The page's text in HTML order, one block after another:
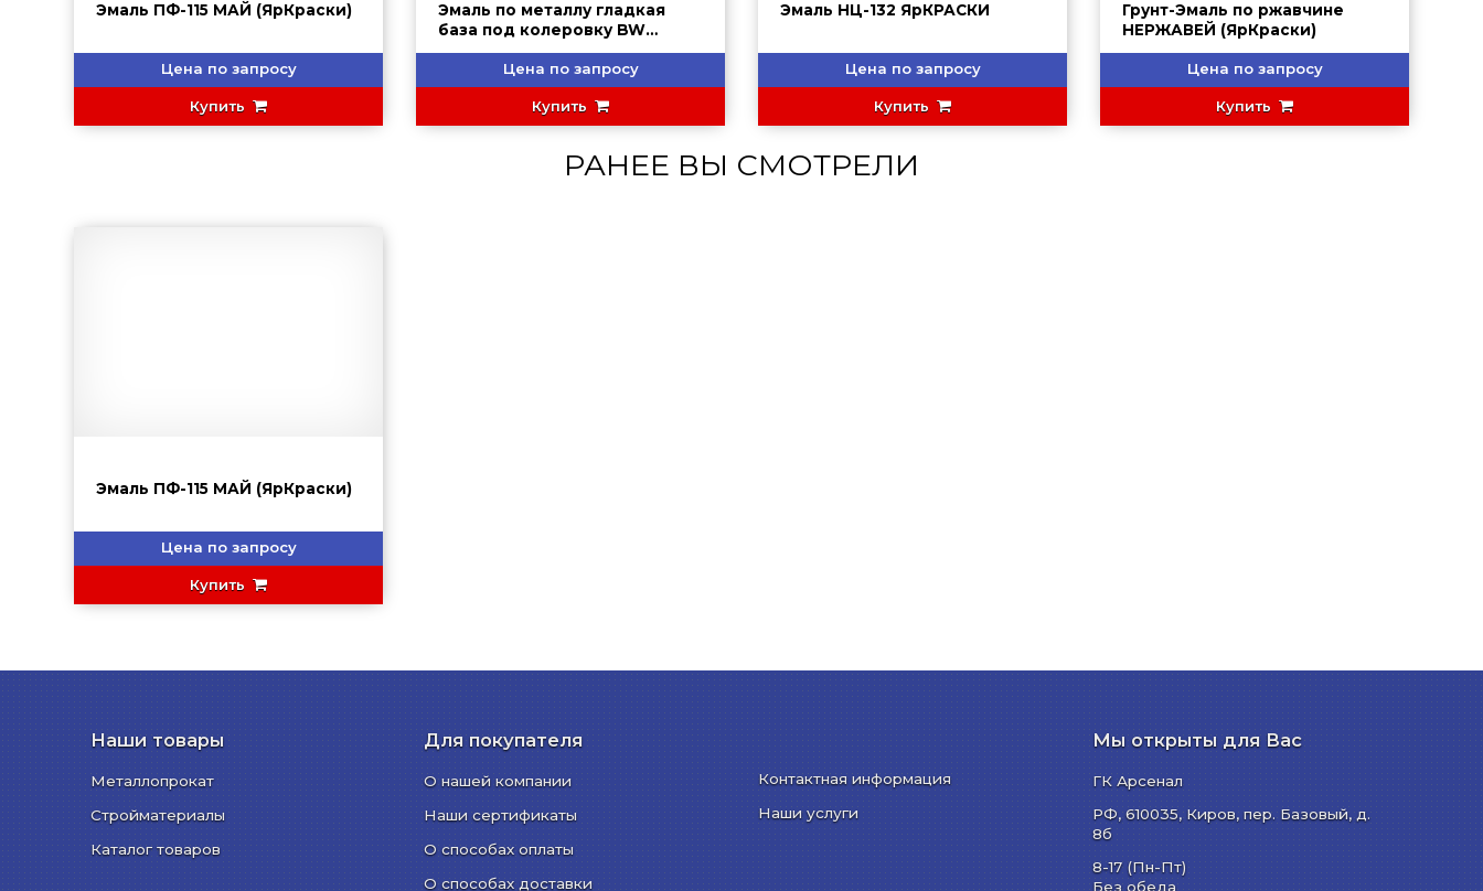
Эмаль ПФ-115 МАЙ (ЯрКраски)
Цена по запросу
Купить
Эмаль по металлу гладкая
база под колеровку BW
HAMMERITE
Цена по запросу
Купить
Эмаль НЦ-132 ЯрКРАСКИ
Цена по запросу
Купить
Грунт-Эмаль по ржавчине
НЕРЖАВЕЙ (ЯрКраски)
Цена по запросу
Купить
РАНЕЕ ВЫ СМОТРЕЛИ
Эмаль ПФ-115 МАЙ (ЯрКраски)
Цена по запросу
Купить
Наши товары
Металлопрокат
Стройматериалы
Каталог товаров
Для покупателя
О нашей компании
Наши сертификаты
О способах оплаты
О способах доставки
Контактная информация
Наши услуги
Мы открыты для Вас
ГК Арсенал
РФ, 610035, Киров, пер. Базовый, д.
8б
8-17 (Пн-Пт)
Без обеда